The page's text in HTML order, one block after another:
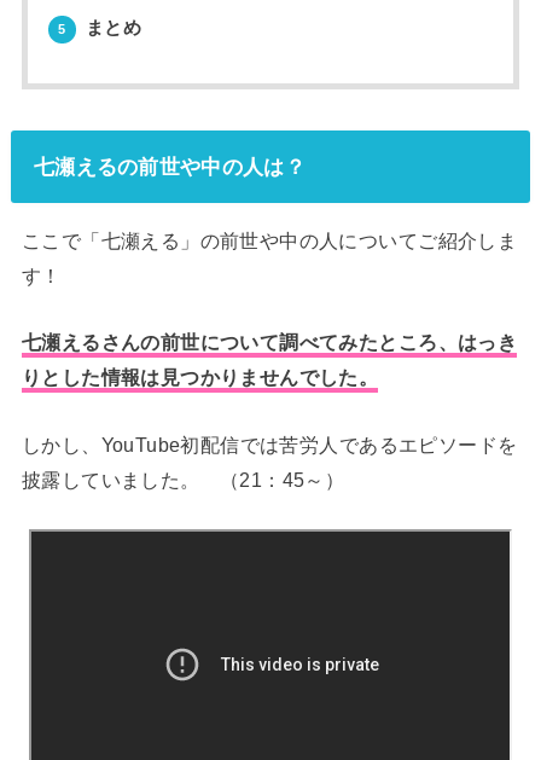
5 まとめ
七瀬えるの前世や中の人は？
ここで「七瀬える」の前世や中の人についてご紹介しま
す！
七瀬えるさんの前世について調べてみたところ、はっき
りとした情報は見つかりませんでした。
しかし、YouTube初配信では苦労人であるエピソードを
披露していました。 （21：45～）